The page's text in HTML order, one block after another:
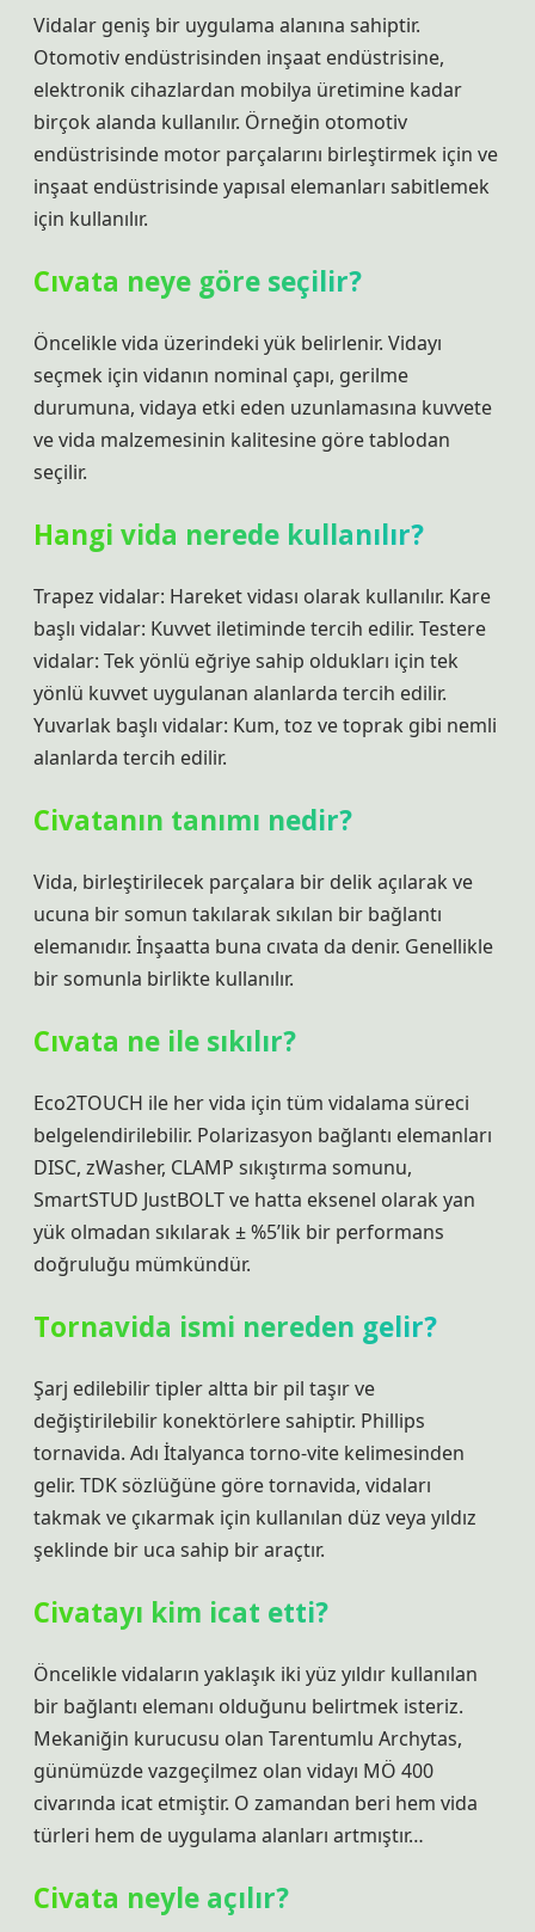
Vidalar geniş bir uygulama alanına sahiptir.
Otomotiv endüstrisinden inşaat endüstrisine,
elektronik cihazlardan mobilya üretimine kadar
birçok alanda kullanılır. Örneğin otomotiv
endüstrisinde motor parçalarını birleştirmek için ve
inşaat endüstrisinde yapısal elemanları sabitlemek
için kullanılır.
Cıvata neye göre seçilir?
Öncelikle vida üzerindeki yük belirlenir. Vidayı
seçmek için vidanın nominal çapı, gerilme
durumuna, vidaya etki eden uzunlamasına kuvvete
ve vida malzemesinin kalitesine göre tablodan
seçilir.
Hangi vida nerede kullanılır?
Trapez vidalar: Hareket vidası olarak kullanılır. Kare
başlı vidalar: Kuvvet iletiminde tercih edilir. Testere
vidalar: Tek yönlü eğriye sahip oldukları için tek
yönlü kuvvet uygulanan alanlarda tercih edilir.
Yuvarlak başlı vidalar: Kum, toz ve toprak gibi nemli
alanlarda tercih edilir.
Civatanın tanımı nedir?
Vida, birleştirilecek parçalara bir delik açılarak ve
ucuna bir somun takılarak sıkılan bir bağlantı
elemanıdır. İnşaatta buna cıvata da denir. Genellikle
bir somunla birlikte kullanılır.
Cıvata ne ile sıkılır?
Eco2TOUCH ile her vida için tüm vidalama süreci
belgelendirilebilir. Polarizasyon bağlantı elemanları
DISC, zWasher, CLAMP sıkıştırma somunu,
SmartSTUD JustBOLT ve hatta eksenel olarak yan
yük olmadan sıkılarak ± %5’lik bir performans
doğruluğu mümkündür.
Tornavida ismi nereden gelir?
Şarj edilebilir tipler altta bir pil taşır ve
değiştirilebilir konektörlere sahiptir. Phillips
tornavida. Adı İtalyanca torno-vite kelimesinden
gelir. TDK sözlüğüne göre tornavida, vidaları
takmak ve çıkarmak için kullanılan düz veya yıldız
şeklinde bir uca sahip bir araçtır.
Civatayı kim icat etti?
Öncelikle vidaların yaklaşık iki yüz yıldır kullanılan
bir bağlantı elemanı olduğunu belirtmek isteriz.
Mekaniğin kurucusu olan Tarentumlu Archytas,
günümüzde vazgeçilmez olan vidayı MÖ 400
civarında icat etmiştir. O zamandan beri hem vida
türleri hem de uygulama alanları artmıştır…
Civata neyle açılır?